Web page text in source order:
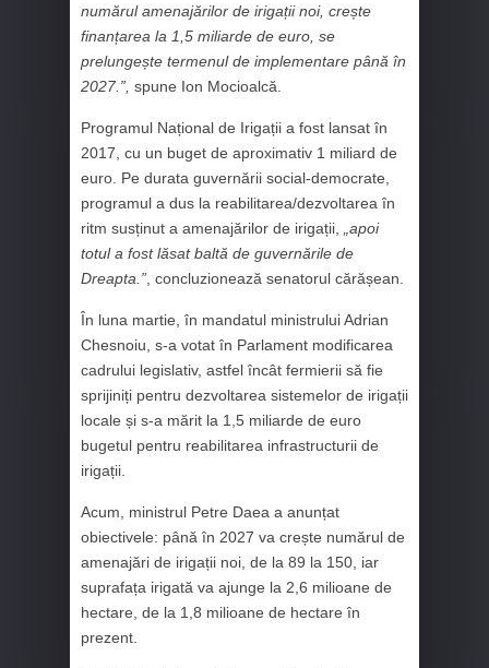
numărul amenajărilor de irigații noi, crește
finanțarea la 1,5 miliarde de euro, se
prelungește termenul de implementare până în
2027.”, spune Ion Mocioalcă.
Programul Național de Irigații a fost lansat în
2017, cu un buget de aproximativ 1 miliard de
euro. Pe durata guvernării social-democrate,
programul a dus la reabilitarea/dezvoltarea în
ritm susținut a amenajărilor de irigații,
„apoi
totul a fost lăsat baltă de guvernările de
Dreapta.” , concluzionează senatorul cărășean.
În luna martie, în mandatul ministrului Adrian
Chesnoiu, s-a votat în Parlament modificarea
cadrului legislativ, astfel încât fermierii să fie
sprijiniți pentru dezvoltarea sistemelor de irigații
locale și s-a mărit la 1,5 miliarde de euro
bugetul pentru reabilitarea infrastructurii de
irigații.
Acum, ministrul Petre Daea a anunțat
obiectivele: până în 2027 va crește numărul de
amenajări de irigații noi, de la 89 la 150, iar
suprafața irigată va ajunge la 2,6 milioane de
hectare, de la 1,8 milioane de hectare în
prezent.